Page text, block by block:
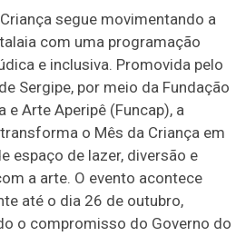
segue movimentando a
com uma programação
e inclusiva. Promovida pelo
Sergipe, por meio da Fundação
e Arte Aperipê (Funcap), a
o Mês da Criança em
espaço de lazer, diversão e
a arte. O evento acontece
até o dia 26 de outubro,
o compromisso do Governo do